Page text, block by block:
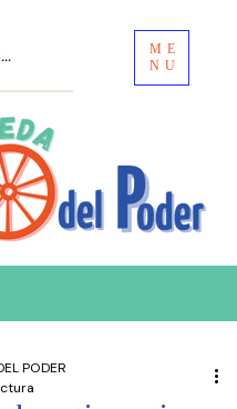
ME
NU
PODER